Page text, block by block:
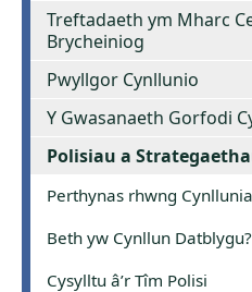
Treftadaeth ym Mharc
Brycheiniog
Pwyllgor Cynllunio
Y Gwasanaeth Gorfodi
Polisiau a
Perthynas rhwng
Beth yw Cynllun Datblygu?
Cysylltu â’r Tîm Polisi